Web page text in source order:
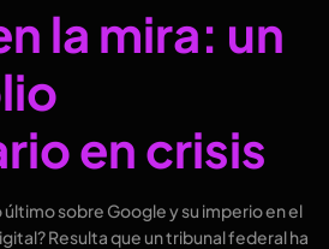
la mira: un
en crisis
último sobre Google y su imperio en el
Resulta que un tribunal federal ha